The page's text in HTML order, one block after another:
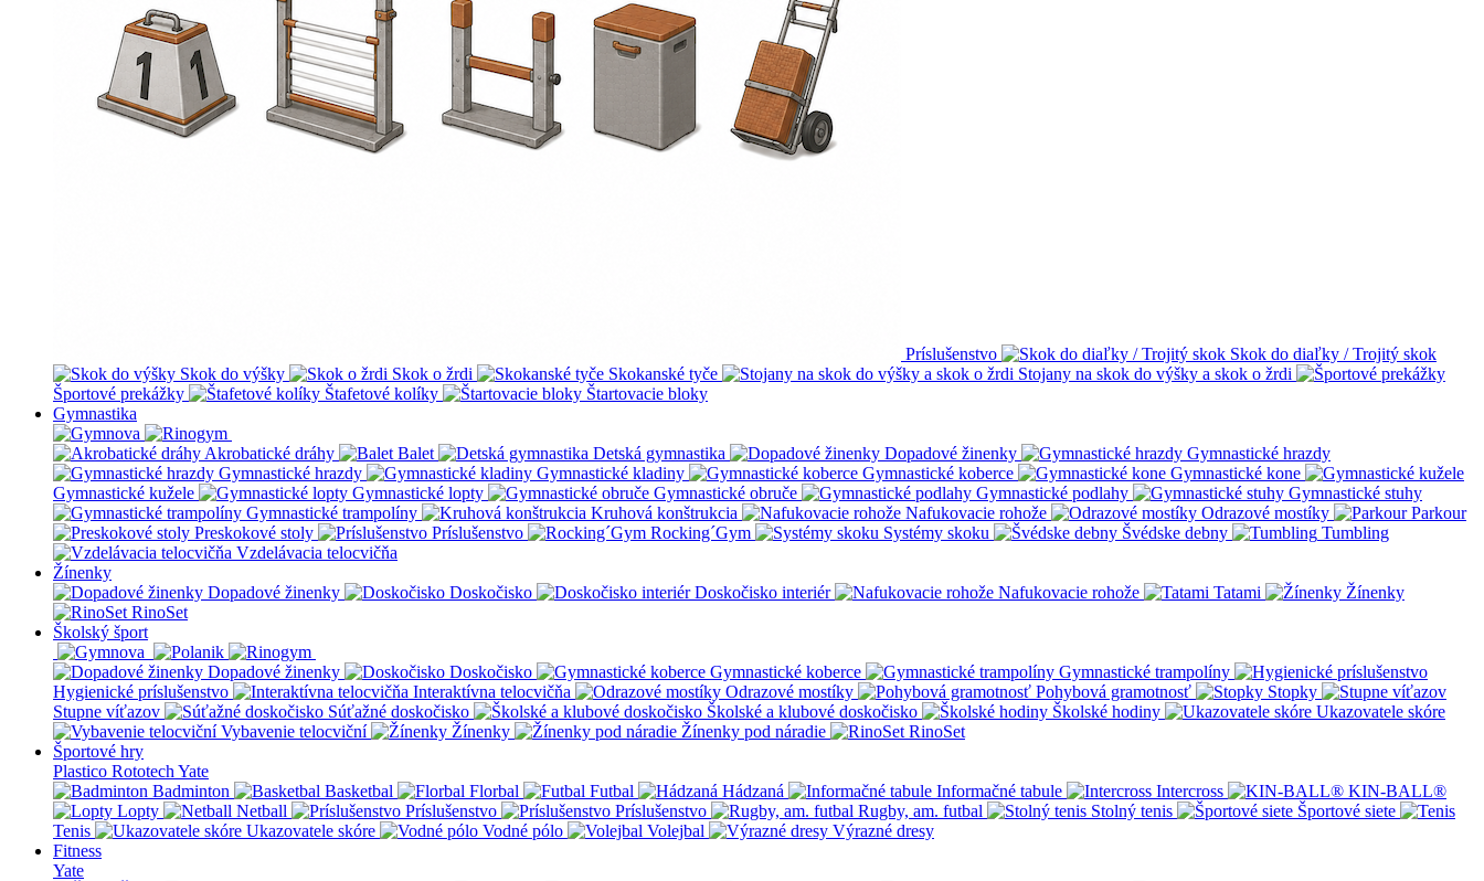
Príslušenstvo
Skok do diaľky / Trojitý skok
Skok do výšky
Skok o žrdi Skokanské tyče
Stojany na skok do výšky a skok o žrdi
Športové prekážky
Štafetové kolíky
Štartovacie bloky
Gymnastika
Akrobatické dráhy Balet Detská gymnastika Dopadové žinenky
Gymnastické hrazdy
Gymnastické hrazdy
Gymnastické kladiny Gymnastické koberce
Gymnastické kone
Gymnastické kužele
Gymnastické lopty Gymnastické obruče Gymnastické podlahy
Gymnastické stuhy
Gymnastické trampolíny
Kruhová konštrukcia Nafukovacie rohože Odrazové mostíky
Parkour
Preskokové stoly
Príslušenstvo Rocking´Gym Systémy skoku Švédske debny
Tumbling
Vzdelávacia telocvičňa
Žínenky
Dopadové žinenky
Doskočisko Doskočisko interiér Nafukovacie rohože Tatami
Žínenky
RinoSet
Školský šport
Dopadové žinenky Doskočisko Gymnastické koberce
Gymnastické trampolíny
Hygienické príslušenstvo
Interaktívna telocvičňa Odrazové mostíky Pohybová gramotnosť
Stopky
Stupne víťazov
Súťažné doskočisko Školské a klubové doskočisko Školské hodiny
Ukazovatele skóre
Vybavenie telocviční
Žínenky Žínenky pod náradie
RinoSet
Športové hry
Plastico Rototech Yate
Badminton
Basketbal Florbal Futbal Hádzaná Informačné tabule Intercross
KIN-BALL®
Lopty
Netball Príslušenstvo Príslušenstvo Rugby, am. futbal Stolný tenis
Športové siete
Tenis
Ukazovatele skóre Vodné pólo Volejbal
Výrazné dresy
Fitness
Yate